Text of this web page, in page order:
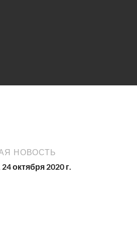
НОВОСТЬ
октября 2020 г.